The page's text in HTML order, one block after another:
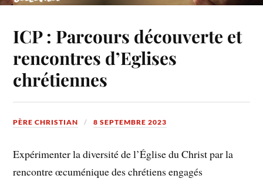
ICP : Parcours découverte et
rencontres d’Eglises
chrétiennes
PÈRE CHRISTIAN 8 SEPTEMBRE 2023
Expérimenter la diversité de l’Église du Christ par la
rencontre œcuménique des chrétiens engagés